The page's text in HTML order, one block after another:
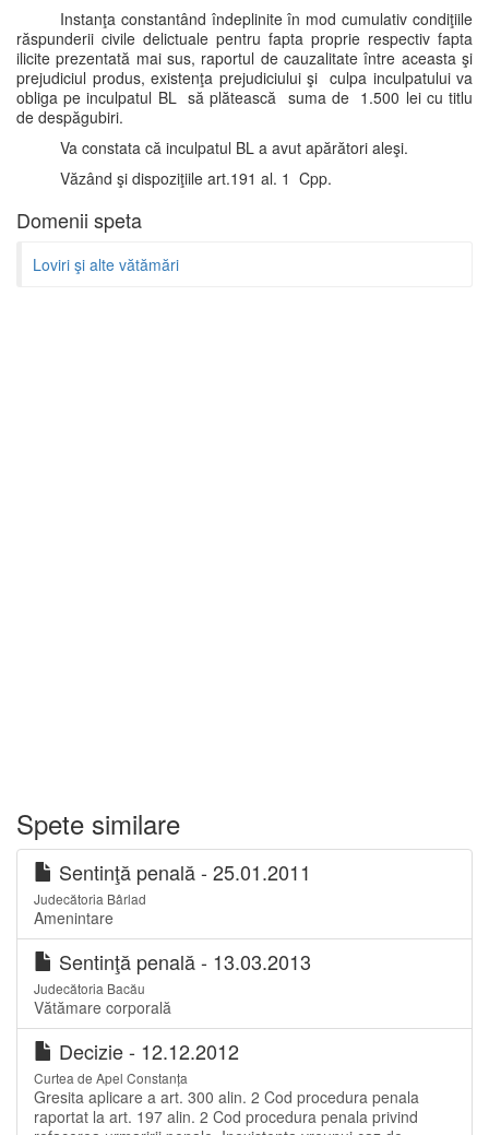
Instanţa constantând îndeplinite în mod cumulativ condiţiile
răspunderii civile delictuale pentru fapta proprie respectiv fapta
ilicite prezentată mai sus, raportul de cauzalitate între aceasta şi
prejudiciul produs, existenţa prejudiciului şi culpa inculpatului va
obliga pe inculpatul BL să plătească suma de 1.500 lei cu titlu
de despăgubiri.
Va constata că inculpatul BL a avut apărători aleşi.
Văzând şi dispoziţiile art.191 al. 1 Cpp.
Domenii speta
Loviri şi alte vătămări
Spete similare
Sentinţă penală - 25.01.2011
Judecătoria Bârlad
Amenintare
Sentinţă penală - 13.03.2013
Judecătoria Bacău
Vătămare corporală
Decizie - 12.12.2012
Curtea de Apel Constanța
Gresita aplicare a art. 300 alin. 2 Cod procedura penala
raportat la art. 197 alin. 2 Cod procedura penala privind